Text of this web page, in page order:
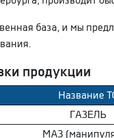
база, и мы
продукции
Название
ГAЗEЛЬ
МAЗ